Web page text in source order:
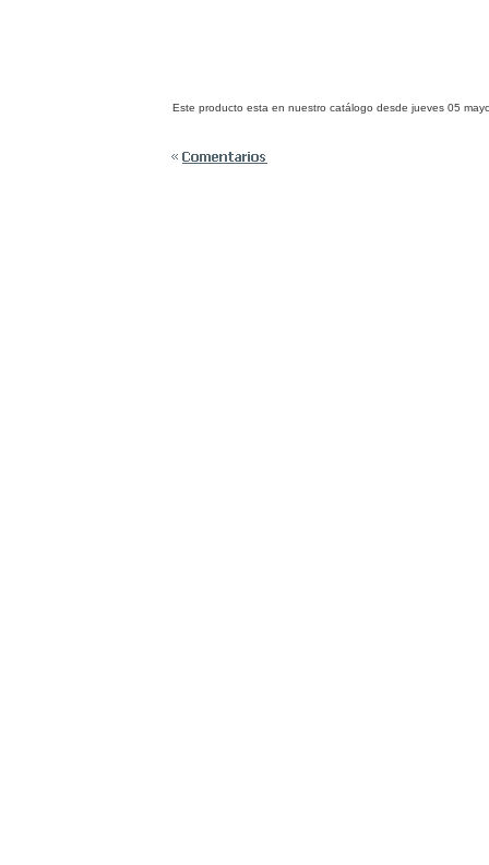
Este producto esta en nuestro catálogo desde jueves 05